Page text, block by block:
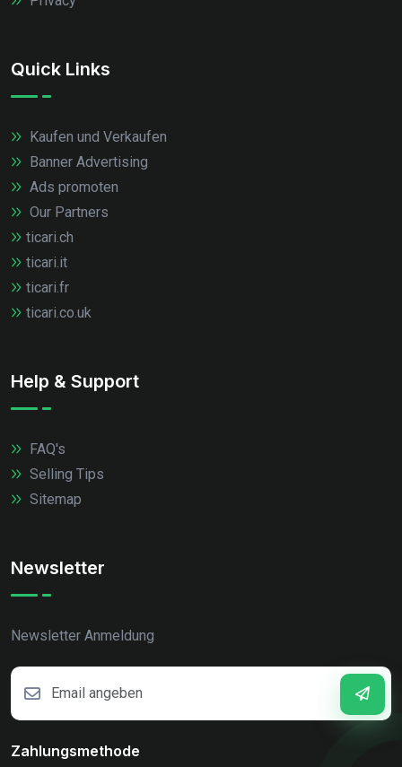
Quick Links
Kaufen und Verkaufen
Banner Advertising
Ads promoten
Our Partners
ticari.ch
ticari.it
ticari.fr
ticari.co.uk
Help & Support
FAQ's
Selling Tips
Sitemap
Newsletter
Newsletter Anmeldung
Zahlungsmethode